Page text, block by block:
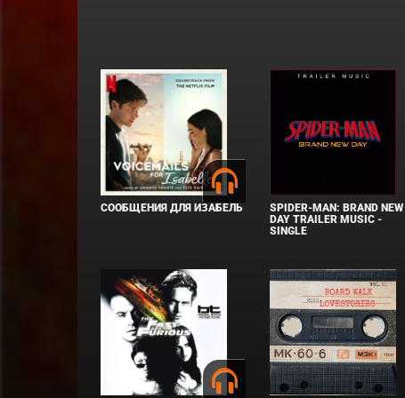
СООБЩЕНИЯ ДЛЯ ИЗАБЕЛЬ
SPIDER-MAN: BRAND NEW
DAY TRAILER MUSIC -
SINGLE